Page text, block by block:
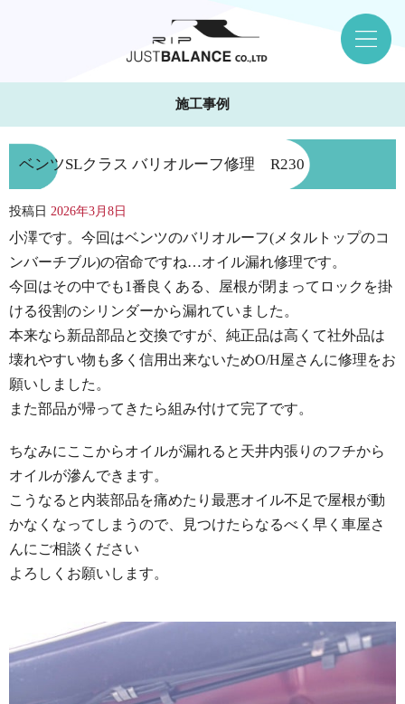
施工事例
ベンツSLクラス バリオルーフ修理 R230
投稿日 2026年3月8日
小澤です。今回はベンツのバリオルーフ(メタルトップのコ
ンバーチブル)の宿命ですね…オイル漏れ修理です。
今回はその中でも1番良くある、屋根が閉まってロックを掛
ける役割のシリンダーから漏れていました。
本来なら新品部品と交換ですが、純正品は高くて社外品は
壊れやすい物も多く信用出来ないためO/H屋さんに修理をお
願いしました。
また部品が帰ってきたら組み付けて完了です。
ちなみにここからオイルが漏れると天井内張りのフチから
オイルが滲んできます。
こうなると内装部品を痛めたり最悪オイル不足で屋根が動
かなくなってしまうので、見つけたらなるべく早く車屋さ
んにご相談ください
よろしくお願いします。